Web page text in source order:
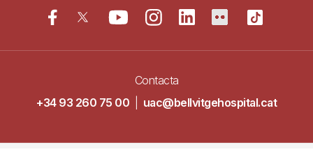
Contacta
+34 93 260 75 00
uac@bellvitgehospital.cat